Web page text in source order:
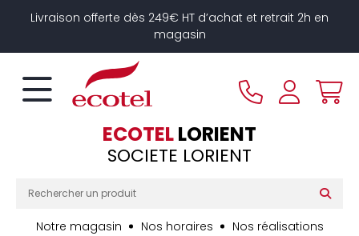
Livraison offerte dès 249€ HT d’achat et retrait 2h en
magasin
ECOTELLORIENT
SOCIETE LORIENT
Notre magasin Nos horaires Nos réalisations
Panneau de gestion des cookies